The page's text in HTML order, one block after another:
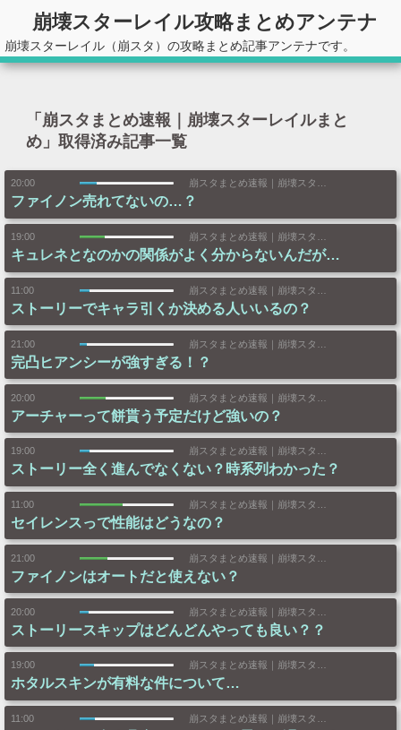
崩壊スターレイル攻略まとめアンテナ
崩壊スターレイル（崩スタ）の攻略まとめ記事アンテナです。
「崩スタまとめ速報｜崩壊スターレイルまと
め」取得済み記事一覧
20:00
ファイノン売れてないの…？
19:00
キュレネとなのかの関係がよく分からないんだが…
11:00
ストーリーでキャラ引くか決める人いいるの？
21:00
完凸ヒアンシーが強すぎる！？
20:00
アーチャーって餅貰う予定だけど強いの？
19:00
ストーリー全く進んでなくない？時系列わかった？
11:00
セイレンスっで性能はどうなの？
21:00
ファイノンはオートだと使えない？
20:00
ストーリースキップはどんどんやっても良い？？
19:00 崩スタまとめ速報｜崩壊スターレイルまとめ
ホタルスキンが有料な件について…
11:00